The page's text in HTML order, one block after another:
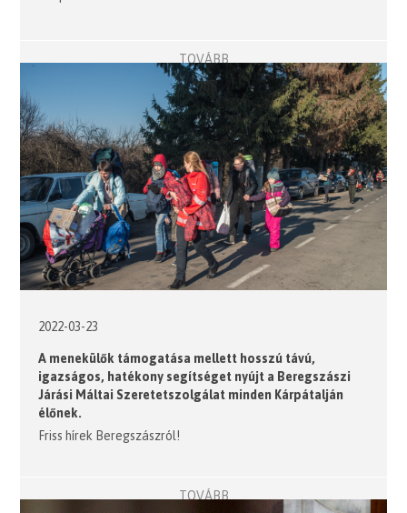
TOVÁBB
2022-03-23
A menekülők támogatása mellett hosszú távú,
igazságos, hatékony segítséget nyújt a Beregszászi
Járási Máltai Szeretetszolgálat minden Kárpátalján
élőnek.
Friss hírek Beregszászról!
TOVÁBB